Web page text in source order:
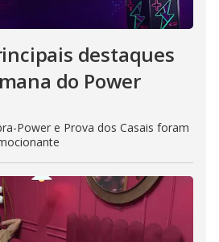
destaques
do Power
Power e Prova dos Casais foram